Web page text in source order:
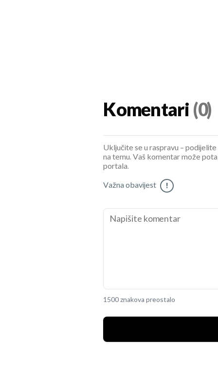
Komentari (0)
Uključite se u raspravu –
na temu. Vaš komentar može
portala.
Važna obavijest !
1500 znakova preostalo